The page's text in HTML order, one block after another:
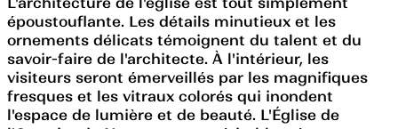
époustouflante. Les détails minutieux et les
ornements délicats témoignent du talent et du
savoir-faire de l'architecte. À l'intérieur, les
visiteurs seront émerveillés par les magnifiques
fresques et les vitraux colorés qui inondent
l'espace de lumière et de beauté. L'Église de